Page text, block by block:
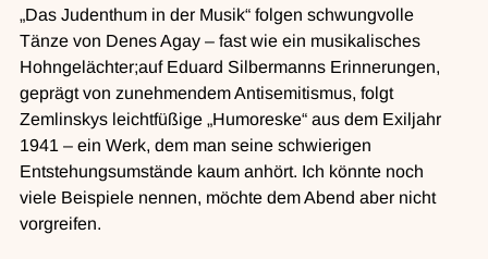
„Das Judenthum in der Musik“ folgen schwungvolle
Tänze von Denes Agay – fast wie ein musikalisches
Hohngelächter;auf Eduard Silbermanns Erinnerungen,
geprägt von zunehmendem Antisemitismus, folgt
Zemlinskys leichtfüßige „Humoreske“ aus dem Exiljahr
1941 – ein Werk, dem man seine schwierigen
Entstehungsumstände kaum anhört. Ich könnte noch
viele Beispiele nennen, möchte dem Abend aber nicht
vorgreifen.